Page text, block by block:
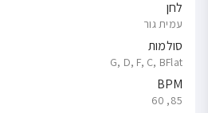
לחן
עמית גור
סולמות
G, D, F, C, BFlat
BPM
85, 60